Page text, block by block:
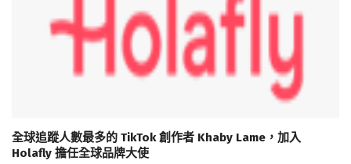
全球追蹤人數最多的 TikTok 創作者 Khaby Lame，加入
Holafly 擔任全球品牌大使